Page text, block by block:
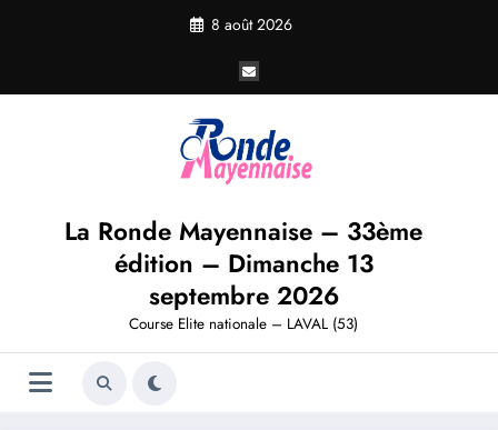
8 août 2026
La Ronde Mayennaise – 33ème
édition – Dimanche 13
septembre 2026
Course Elite nationale – LAVAL (53)